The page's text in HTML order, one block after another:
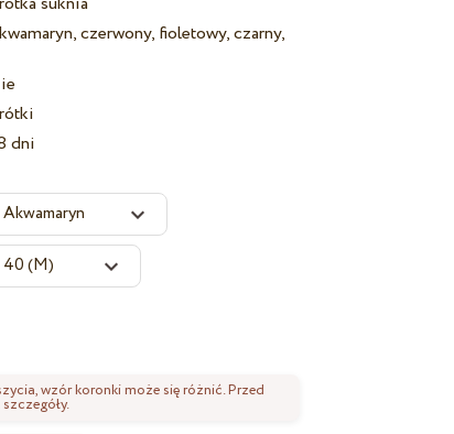
czerwony, fioletowy, czarny,
dni
wzór koronki może się różnić. Przed